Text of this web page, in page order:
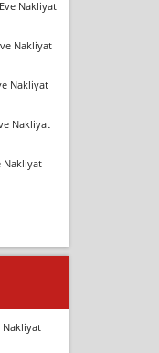
Nakliyat
Nakliyat
Nakliyat
Nakliyat
Nakliyat
Nakliyat